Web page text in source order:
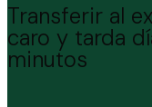
Transferir al
caro y tarda
minutos